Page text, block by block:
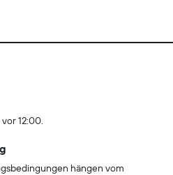
12:00.
hängen vom